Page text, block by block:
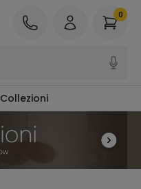
0
Collezioni